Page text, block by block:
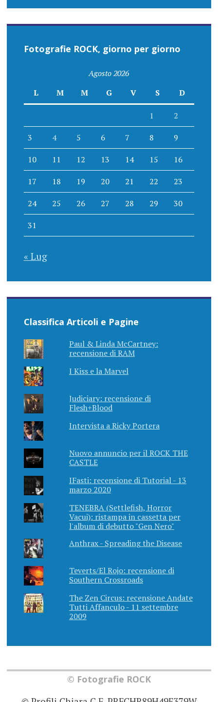
Fotografie ROCK, giorno per giorno
Agosto 2026
L
M M G V S D
1 2
3 4 5 6 7 8 9
10 11 12 13 14 15 16
17 18 19 20 21 22 23
24 25 26 27 28 29 30
31
« Lug
Classifica Articoli e Pagine
Paul & Linda McCartney:
recensione di RAM
I Kiss e la Marvel
Judiciary: recensione di
Flesh+Blood
Intervista a Ricky Portera
Nuovo annuncio per il ROCK THE
CASTLE
IFasti: recensione di Tutorial - 13
marzo 2020
TENEBRA (Settlefish, Horror
Vacui): ristampa in cassetta per
l'album di debutto "Gen Nero"
Anthrax - Spreading the Disease
Teverts/El Rojo: recensione di
Southern Crossroads
The Zen Circus: recensione Andate
Tutti Affanculo - 11 settembre
2009
© Fotografie ROCK